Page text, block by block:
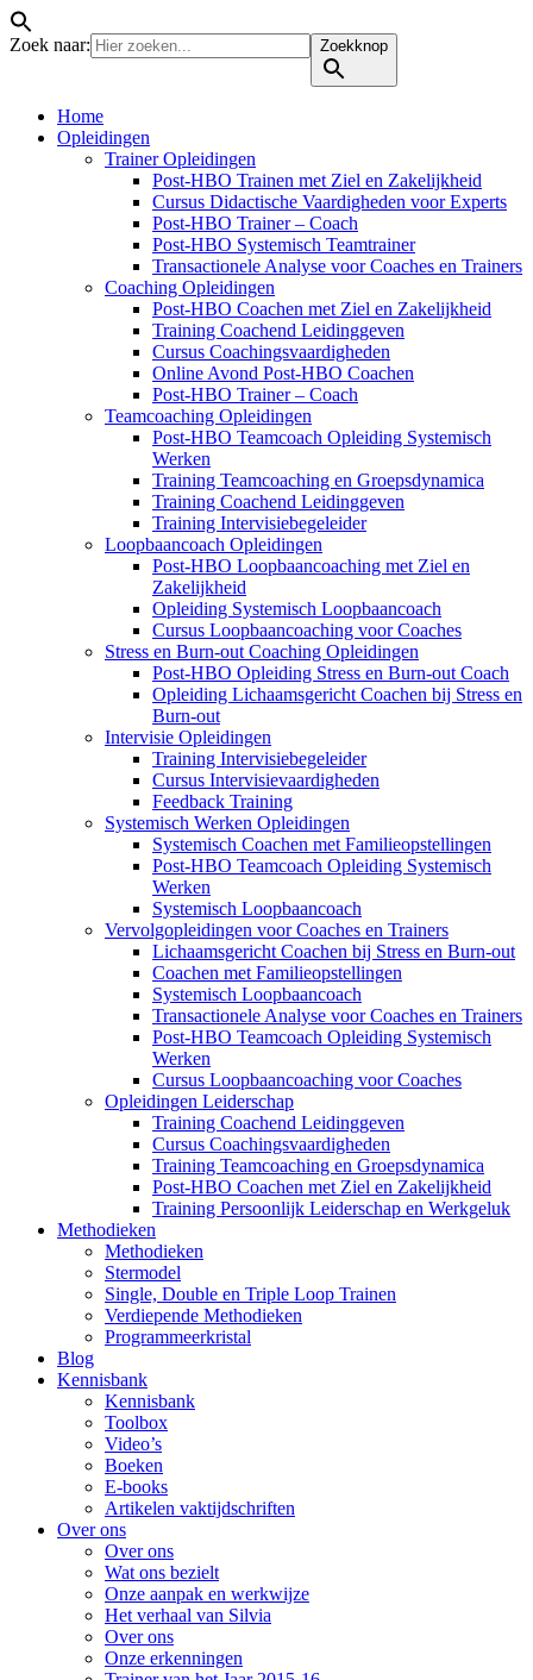
Zoek naar: Zoekknop
Home
Opleidingen
Trainer Opleidingen
Post-HBO Trainen met Ziel en Zakelijkheid
Cursus Didactische Vaardigheden voor Experts
Post-HBO Trainer – Coach
Post-HBO Systemisch Teamtrainer
Transactionele Analyse voor Coaches en Trainers
Coaching Opleidingen
Post-HBO Coachen met Ziel en Zakelijkheid
Training Coachend Leidinggeven
Cursus Coachingsvaardigheden
Online Avond Post-HBO Coachen
Post-HBO Trainer – Coach
Teamcoaching Opleidingen
Post-HBO Teamcoach Opleiding Systemisch
Werken
Training Teamcoaching en Groepsdynamica
Training Coachend Leidinggeven
Training Intervisiebegeleider
Loopbaancoach Opleidingen
Post-HBO Loopbaancoaching met Ziel en
Zakelijkheid
Opleiding Systemisch Loopbaancoach
Cursus Loopbaancoaching voor Coaches
Stress en Burn-out Coaching Opleidingen
Post-HBO Opleiding Stress en Burn-out Coach
Opleiding Lichaamsgericht Coachen bij Stress en
Burn-out
Intervisie Opleidingen
Training Intervisiebegeleider
Cursus Intervisievaardigheden
Feedback Training
Systemisch Werken Opleidingen
Systemisch Coachen met Familieopstellingen
Post-HBO Teamcoach Opleiding Systemisch
Werken
Systemisch Loopbaancoach
Vervolgopleidingen voor Coaches en Trainers
Lichaamsgericht Coachen bij Stress en Burn-out
Coachen met Familieopstellingen
Systemisch Loopbaancoach
Transactionele Analyse voor Coaches en Trainers
Post-HBO Teamcoach Opleiding Systemisch
Werken
Cursus Loopbaancoaching voor Coaches
Opleidingen Leiderschap
Training Coachend Leidinggeven
Cursus Coachingsvaardigheden
Training Teamcoaching en Groepsdynamica
Post-HBO Coachen met Ziel en Zakelijkheid
Training Persoonlijk Leiderschap en Werkgeluk
Methodieken
Methodieken
Stermodel
Single, Double en Triple Loop Trainen
Verdiepende Methodieken
Programmeerkristal
Blog
Kennisbank
Kennisbank
Toolbox
Video’s
Boeken
E-books
Artikelen vaktijdschriften
Over ons
Over ons
Wat ons bezielt
Onze aanpak en werkwijze
Het verhaal van Silvia
Over ons
Onze erkenningen